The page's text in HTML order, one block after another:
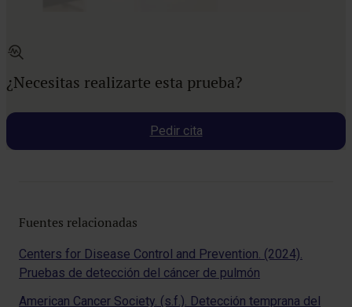
¿Necesitas realizarte esta prueba?
Pedir cita
Fuentes relacionadas
Centers for Disease Control and Prevention. (2024).
Pruebas de detección del cáncer de pulmón
American Cancer Society. (s.f.). Detección temprana del